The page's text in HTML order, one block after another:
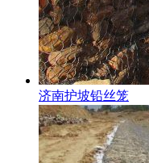
济南护坡铅丝笼